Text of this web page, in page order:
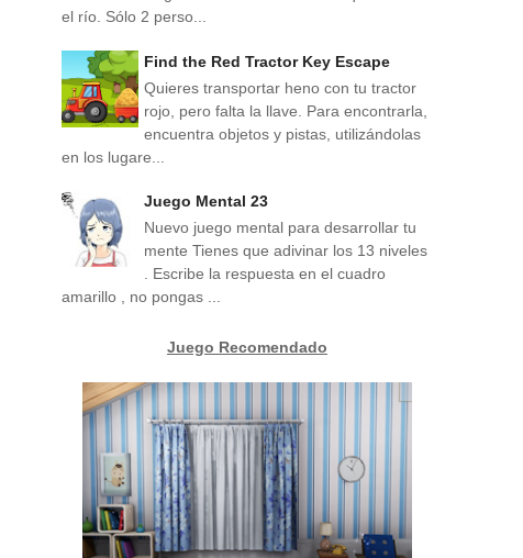
el río. Sólo 2 perso...
Find the Red Tractor Key Escape
Quieres transportar heno con tu tractor
rojo, pero falta la llave. Para encontrarla,
encuentra objetos y pistas, utilizándolas
en los lugare...
Juego Mental 23
Nuevo juego mental para desarrollar tu
mente Tienes que adivinar los 13 niveles
. Escribe la respuesta en el cuadro
amarillo , no pongas ...
Juego Recomendado